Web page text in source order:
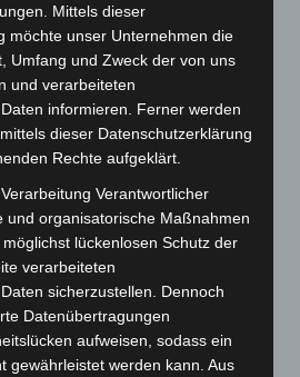
die zum Ausbruch des
der männlichen Person
Feuerwehr und
waren mit 10
im Einsatz.
Brand einer Wohnung im
Linden-Nord ist am späten
eine tote Person in den
worden. Nach derzeitigem
es sich um den 85 Jahre alten
Mittels dieser
möchte unser Unternehmen die
Umfang und Zweck der von uns
und verarbeiteten
informieren. Ferner werden
dieser Datenschutzerklärung
Rechte aufgeklärt.
Verantwortlicher
und organisatorische Maßnahmen
lückenlosen Schutz der
verarbeiteten
sicherzustellen. Dennoch
Datenübertragungen
aufweisen, sodass ein
gewährleistet werden kann. Aus